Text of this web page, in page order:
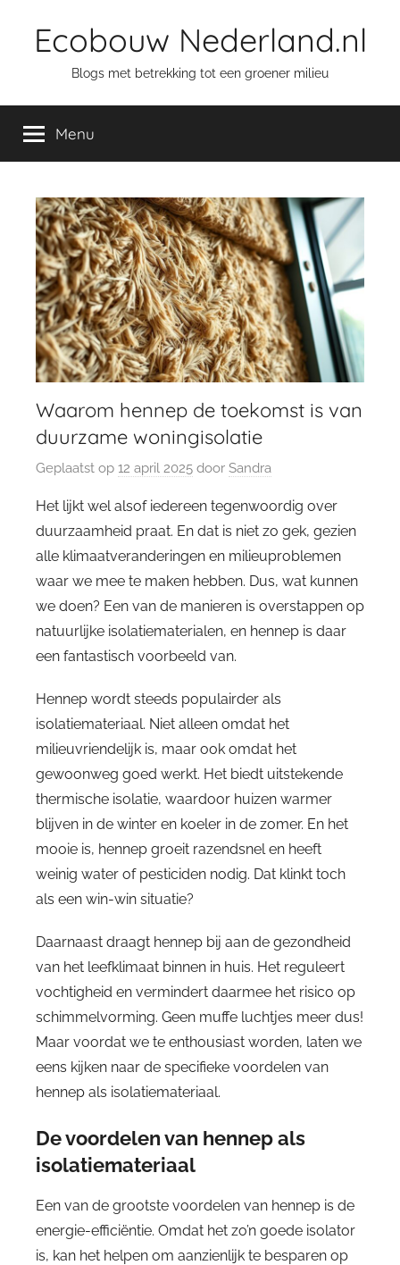
Ecobouw Nederland.nl
Blogs met betrekking tot een groener milieu
Menu
Waarom hennep de toekomst is van
duurzame woningisolatie
Geplaatst op 12 april 2025 door Sandra
Het lijkt wel alsof iedereen tegenwoordig over
duurzaamheid praat. En dat is niet zo gek, gezien
alle klimaatveranderingen en milieuproblemen
waar we mee te maken hebben. Dus, wat kunnen
we doen? Een van de manieren is overstappen op
natuurlijke isolatiematerialen, en hennep is daar
een fantastisch voorbeeld van.
Hennep wordt steeds populairder als
isolatiemateriaal. Niet alleen omdat het
milieuvriendelijk is, maar ook omdat het
gewoonweg goed werkt. Het biedt uitstekende
thermische isolatie, waardoor huizen warmer
blijven in de winter en koeler in de zomer. En het
mooie is, hennep groeit razendsnel en heeft
weinig water of pesticiden nodig. Dat klinkt toch
als een win-win situatie?
Daarnaast draagt hennep bij aan de gezondheid
van het leefklimaat binnen in huis. Het reguleert
vochtigheid en vermindert daarmee het risico op
schimmelvorming. Geen muffe luchtjes meer dus!
Maar voordat we te enthousiast worden, laten we
eens kijken naar de specifieke voordelen van
hennep als isolatiemateriaal.
De voordelen van hennep als
isolatiemateriaal
Een van de grootste voordelen van hennep is de
energie-efficiëntie. Omdat het zo’n goede isolator
is, kan het helpen om aanzienlijk te besparen op